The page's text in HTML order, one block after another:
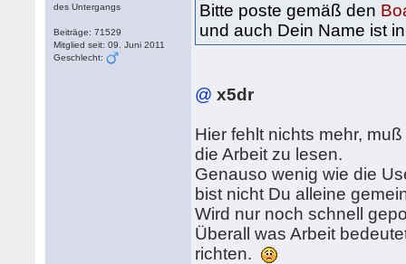
des Untergangs
Beiträge: 71529
Mitglied seit: 09. Juni 2011
Geschlecht:
Bitte poste gemäß den
und auch Dein Name ist
@ x5dr
Hier fehlt nichts mehr,
die Arbeit zu lesen.
Genauso wenig wie die
bist nicht Du alleine
Wird nur noch schnell
Überall was Arbeit
richten.